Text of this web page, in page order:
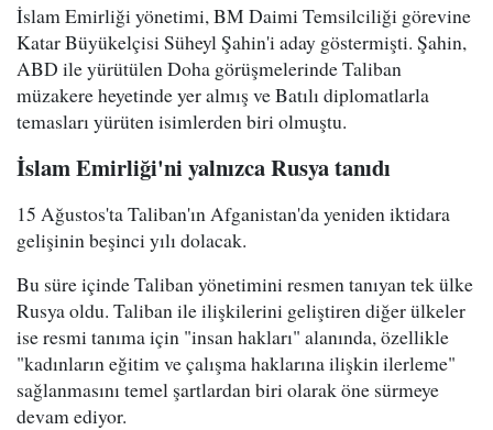
İslam Emirliği yönetimi, BM Daimi Temsilciliği görevine
Katar Büyükelçisi Süheyl Şahin'i aday göstermişti. Şahin,
ABD ile yürütülen Doha görüşmelerinde Taliban
müzakere heyetinde yer almış ve Batılı diplomatlarla
temasları yürüten isimlerden biri olmuştu.
İslam Emirliği'ni yalnızca Rusya tanıdı
15 Ağustos'ta Taliban'ın Afganistan'da yeniden iktidara
gelişinin beşinci yılı dolacak.
Bu süre içinde Taliban yönetimini resmen tanıyan tek ülke
Rusya oldu. Taliban ile ilişkilerini geliştiren diğer ülkeler
ise resmi tanıma için "insan hakları" alanında, özellikle
"kadınların eğitim ve çalışma haklarına ilişkin ilerleme"
sağlanmasını temel şartlardan biri olarak öne sürmeye
devam ediyor.